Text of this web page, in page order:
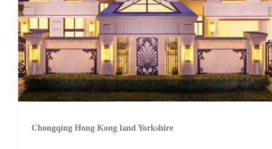
Chongqing Hong Kong land Yorkshire